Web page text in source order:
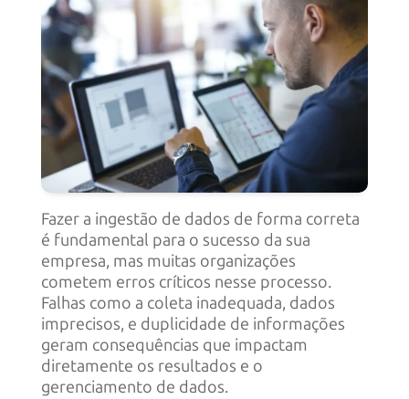
Fazer a ingestão de dados de forma correta
é fundamental para o sucesso da sua
empresa, mas muitas organizações
cometem erros críticos nesse processo.
Falhas como a coleta inadequada, dados
imprecisos, e duplicidade de informações
geram consequências que impactam
diretamente os resultados e o
gerenciamento de dados.